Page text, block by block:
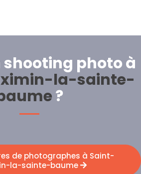
shooting photo à
la-sainte-
?
de photographes à Saint-
la-sainte-baume